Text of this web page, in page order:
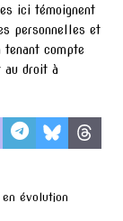
ici témoignent
personnelles et
compte
au droit à
en évolution